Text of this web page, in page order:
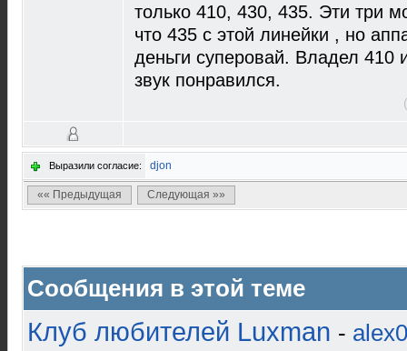
только 410, 430, 435. Эти три
что 435 с этой линейки , но
деньги суперовай. Владел
звук понравился.
Выразили согласие: djon
«« Предыдущая Следующая »»
Сообщения в этой теме
Клуб любителей Luxman -